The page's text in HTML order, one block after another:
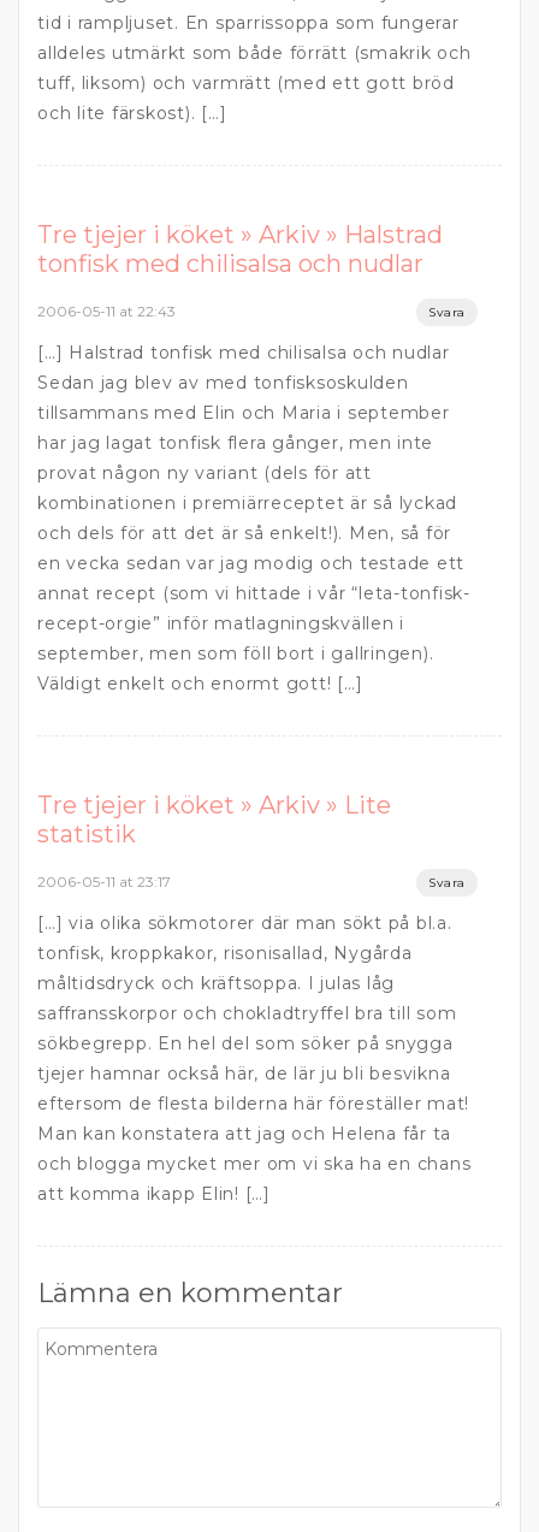
tid i rampljuset. En sparrissoppa som fungerar
alldeles utmärkt som både förrätt (smakrik och
tuff, liksom) och varmrätt (med ett gott bröd
och lite färskost). […]
Tre tjejer i köket » Arkiv » Halstrad
tonfisk med chilisalsa och nudlar
2006-05-11 at 22:43 Svara
[…] Halstrad tonfisk med chilisalsa och nudlar
Sedan jag blev av med tonfisksoskulden
tillsammans med Elin och Maria i september
har jag lagat tonfisk flera gånger, men inte
provat någon ny variant (dels för att
kombinationen i premiärreceptet är så lyckad
och dels för att det är så enkelt!). Men, så för
en vecka sedan var jag modig och testade ett
annat recept (som vi hittade i vår “leta-tonfisk-
recept-orgie” inför matlagningskvällen i
september, men som föll bort i gallringen).
Väldigt enkelt och enormt gott! […]
Tre tjejer i köket » Arkiv » Lite
statistik
2006-05-11 at 23:17 Svara
[…] via olika sökmotorer där man sökt på bl.a.
tonfisk, kroppkakor, risonisallad, Nygårda
måltidsdryck och kräftsoppa. I julas låg
saffransskorpor och chokladtryffel bra till som
sökbegrepp. En hel del som söker på snygga
tjejer hamnar också här, de lär ju bli besvikna
eftersom de flesta bilderna här föreställer mat!
Man kan konstatera att jag och Helena får ta
och blogga mycket mer om vi ska ha en chans
att komma ikapp Elin! […]
Lämna en kommentar